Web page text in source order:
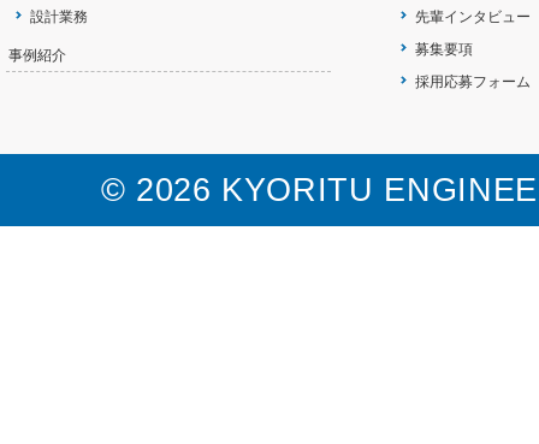
設計業務
事例紹介
先輩インタビュー
募集要項
採用応募フォーム
© 2026 KYORITU